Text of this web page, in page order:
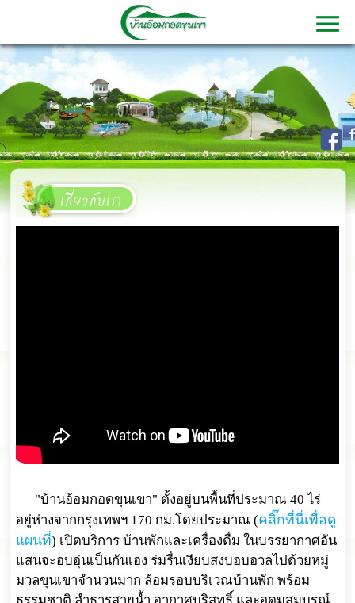
"บ้านอ้อมกอดขุนเขา" ตั้งอยู่บนพื้นที่ประมาณ 40 ไร่
อยู่ห่างจากกรุงเทพฯ 170 กม.โดยประมาณ (คลิ๊กที่นี่เพื่อดู
แผนที่) เปิดบริการ บ้านพักและเครื่องดื่ม ในบรรยากาศอัน
แสนจะอบอุ่นเป็นกันเอง ร่มรื่นเงียบสงบอบอวลไปด้วยหมู่
มวลขุนเขาจำนวนมาก ล้อมรอบบริเวณบ้านพัก พร้อม